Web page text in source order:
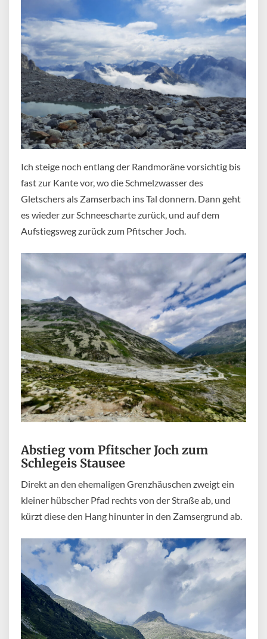
Ich steige noch entlang der Randmoräne vorsichtig bis
fast zur Kante vor, wo die Schmelzwasser des
Gletschers als Zamserbach ins Tal donnern. Dann geht
es wieder zur Schneescharte zurück, und auf dem
Aufstiegsweg zurück zum Pfitscher Joch.
Abstieg vom Pfitscher Joch zum
Schlegeis Stausee
Direkt an den ehemaligen Grenzhäuschen zweigt ein
kleiner hübscher Pfad rechts von der Straße ab, und
kürzt diese den Hang hinunter in den Zamsergrund ab.